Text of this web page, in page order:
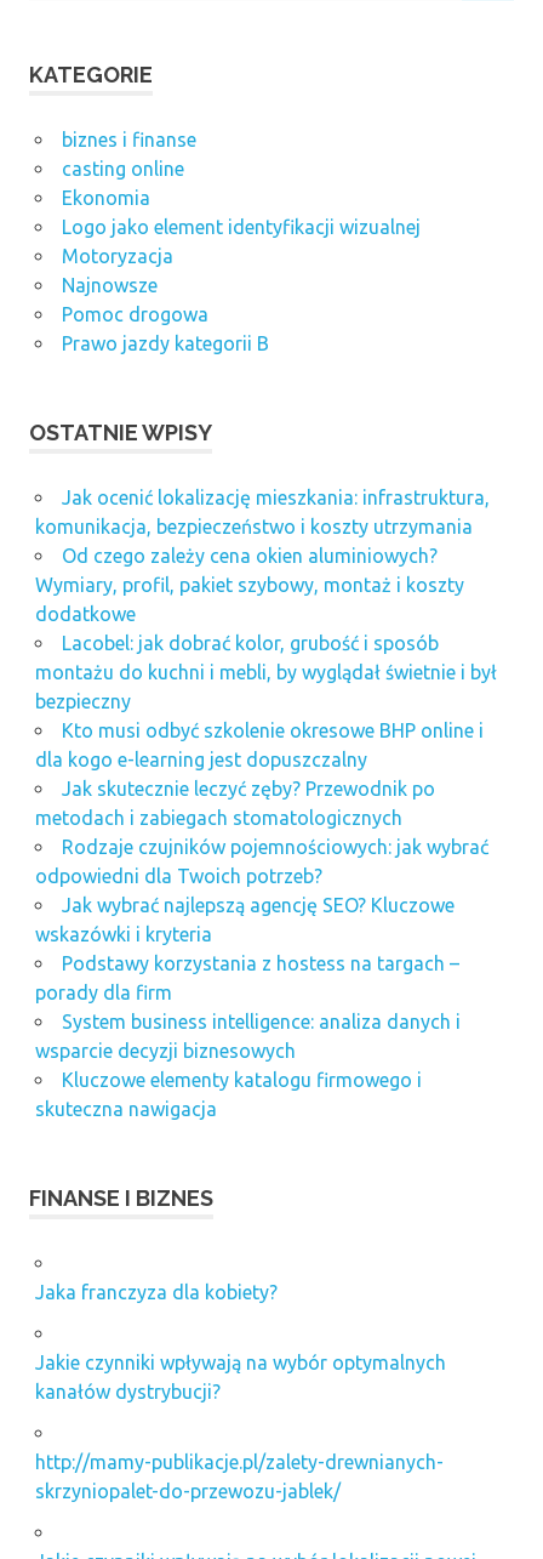
KATEGORIE
biznes i finanse
casting online
Ekonomia
Logo jako element identyfikacji wizualnej
Motoryzacja
Najnowsze
Pomoc drogowa
Prawo jazdy kategorii B
OSTATNIE WPISY
Jak ocenić lokalizację mieszkania: infrastruktura,
komunikacja, bezpieczeństwo i koszty utrzymania
Od czego zależy cena okien aluminiowych?
Wymiary, profil, pakiet szybowy, montaż i koszty
dodatkowe
Lacobel: jak dobrać kolor, grubość i sposób
montażu do kuchni i mebli, by wyglądał świetnie i był
bezpieczny
Kto musi odbyć szkolenie okresowe BHP online i
dla kogo e-learning jest dopuszczalny
Jak skutecznie leczyć zęby? Przewodnik po
metodach i zabiegach stomatologicznych
Rodzaje czujników pojemnościowych: jak wybrać
odpowiedni dla Twoich potrzeb?
Jak wybrać najlepszą agencję SEO? Kluczowe
wskazówki i kryteria
Podstawy korzystania z hostess na targach –
porady dla firm
System business intelligence: analiza danych i
wsparcie decyzji biznesowych
Kluczowe elementy katalogu firmowego i
skuteczna nawigacja
FINANSE I BIZNES
Jaka franczyza dla kobiety?
Jakie czynniki wpływają na wybór optymalnych
kanałów dystrybucji?
http://mamy-publikacje.pl/zalety-drewnianych-
skrzyniopalet-do-przewozu-jablek/